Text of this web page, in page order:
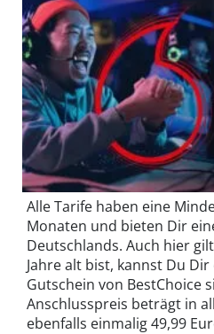
Alle Tarife haben eine
Monaten und bieten Dir
Deutschlands. Auch hier
Jahre alt bist, kannst Du
Gutschein von BestChoice
Anschlusspreis beträgt in
ebenfalls einmalig 49,99